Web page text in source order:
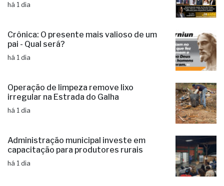
há 1 dia
Crônica: O presente mais valioso de um
pai - Qual será?
há 1 dia
Operação de limpeza remove lixo
irregular na Estrada do Galha
há 1 dia
Administração municipal investe em
capacitação para produtores rurais
há 1 dia